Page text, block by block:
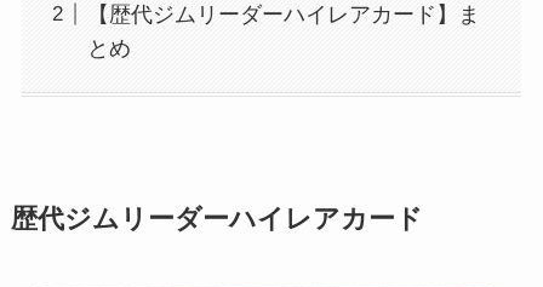
【歴代ジムリーダーハイレアカード】ま
とめ
歴代ジムリーダーハイレアカード